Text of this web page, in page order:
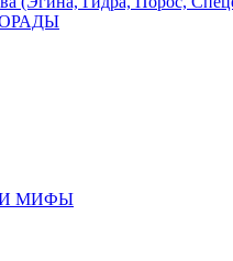
И МИФЫ